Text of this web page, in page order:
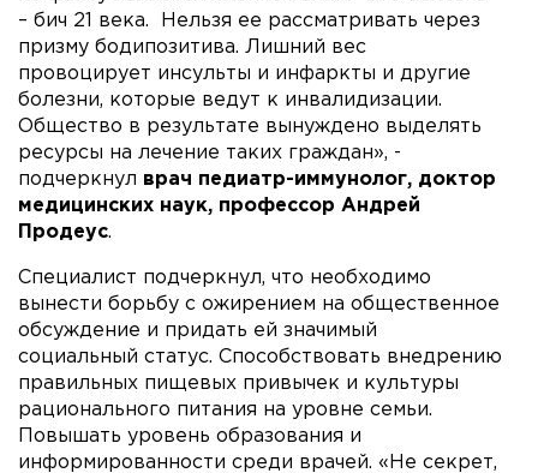
– бич 21 века. Нельзя ее рассматривать через
призму бодипозитива. Лишний вес
провоцирует инсульты и инфаркты и другие
болезни, которые ведут к инвалидизации.
Общество в результате вынуждено выделять
ресурсы на лечение таких граждан», -
подчеркнул врач педиатр-иммунолог, доктор
медицинских наук, профессор Андрей
Продеус.
Специалист подчеркнул, что необходимо
вынести борьбу с ожирением на общественное
обсуждение и придать ей значимый
социальный статус. Способствовать внедрению
правильных пищевых привычек и культуры
рационального питания на уровне семьи.
Повышать уровень образования и
информированности среди врачей. «Не секрет,